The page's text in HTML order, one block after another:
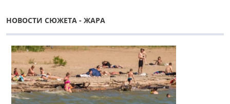
НОВОСТИ СЮЖЕТА - ЖАРА